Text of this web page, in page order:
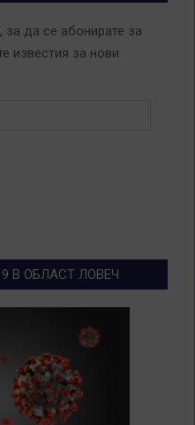
да се абонирате за
известия за нови
В ОБЛАСТ ЛОВЕЧ